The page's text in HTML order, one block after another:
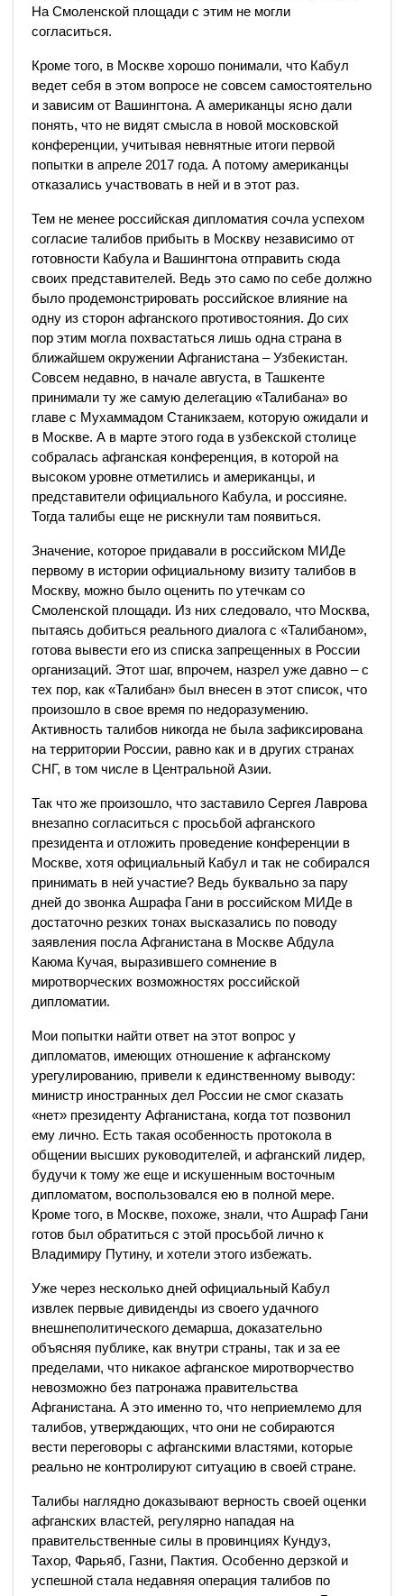
На Смоленской площади с этим не могли
согласиться.
Кроме того, в Москве хорошо понимали, что Кабул
ведет себя в этом вопросе не совсем самостоятельно
и зависим от Вашингтона. А американцы ясно дали
понять, что не видят смысла в новой московской
конференции, учитывая невнятные итоги первой
попытки в апреле 2017 года. А потому американцы
отказались участвовать в ней и в этот раз.
Тем не менее российская дипломатия сочла успехом
согласие талибов прибыть в Москву независимо от
готовности Кабула и Вашингтона отправить сюда
своих представителей. Ведь это само по себе должно
было продемонстрировать российское влияние на
одну из сторон афганского противостояния. До сих
пор этим могла похвастаться лишь одна страна в
ближайшем окружении Афганистана – Узбекистан.
Совсем недавно, в начале августа, в Ташкенте
принимали ту же самую делегацию «Талибана» во
главе с Мухаммадом Станикзаем, которую ожидали и
в Москве. А в марте этого года в узбекской столице
собралась афганская конференция, в которой на
высоком уровне отметились и американцы, и
представители официального Кабула, и россияне.
Тогда талибы еще не рискнули там появиться.
Значение, которое придавали в российском МИДе
первому в истории официальному визиту талибов в
Москву, можно было оценить по утечкам со
Смоленской площади. Из них следовало, что Москва,
пытаясь добиться реального диалога с «Талибаном»,
готова вывести его из списка запрещенных в России
организаций. Этот шаг, впрочем, назрел уже давно – с
тех пор, как «Талибан» был внесен в этот список, что
произошло в свое время по недоразумению.
Активность талибов никогда не была зафиксирована
на территории России, равно как и в других странах
СНГ, в том числе в Центральной Азии.
Так что же произошло, что заставило Сергея Лаврова
внезапно согласиться с просьбой афганского
президента и отложить проведение конференции в
Москве, хотя официальный Кабул и так не собирался
принимать в ней участие? Ведь буквально за пару
дней до звонка Ашрафа Гани в российском МИДе в
достаточно резких тонах высказались по поводу
заявления посла Афганистана в Москве Абдула
Каюма Кучая, выразившего сомнение в
миротворческих возможностях российской
дипломатии.
Мои попытки найти ответ на этот вопрос у
дипломатов, имеющих отношение к афганскому
урегулированию, привели к единственному выводу:
министр иностранных дел России не смог сказать
«нет» президенту Афганистана, когда тот позвонил
ему лично. Есть такая особенность протокола в
общении высших руководителей, и афганский лидер,
будучи к тому же еще и искушенным восточным
дипломатом, воспользовался ею в полной мере.
Кроме того, в Москве, похоже, знали, что Ашраф Гани
готов был обратиться с этой просьбой лично к
Владимиру Путину, и хотели этого избежать.
Уже через несколько дней официальный Кабул
извлек первые дивиденды из своего удачного
внешнеполитического демарша, доказательно
объясняя публике, как внутри страны, так и за ее
пределами, что никакое афганское миротворчество
невозможно без патронажа правительства
Афганистана. А это именно то, что неприемлемо для
талибов, утверждающих, что они не собираются
вести переговоры с афганскими властями, которые
реально не контролируют ситуацию в своей стране.
Талибы наглядно доказывают верность своей оценки
афганских властей, регулярно нападая на
правительственные силы в провинциях Кундуз,
Тахор, Фарьяб, Газни, Пактия. Особенно дерзкой и
успешной стала недавняя операция талибов по